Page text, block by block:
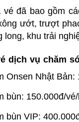
vé đã bao gồm
ướt, trượt
long, khu trải
dịch vụ chăm
Onsen Nhật
bùn: 150.000đ/
bùn VIP: